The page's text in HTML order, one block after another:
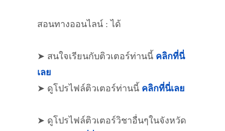
สอนทางออนไลน์ : ได้
➤ สนใจเรียนกับติวเตอร์ท่านนี้ คลิกที่นี่
เลย
➤ ดูโปรไฟล์ติวเตอร์ท่านนี้ คลิกที่นี่เลย
➤ ดูโปรไฟล์ติวเตอร์วิชาอื่นๆในจังหวัด